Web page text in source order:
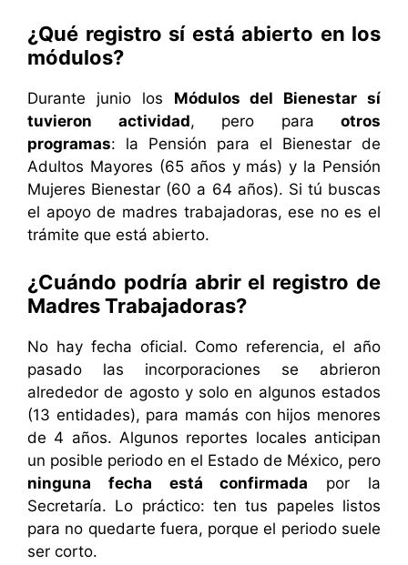
¿Qué registro sí está abierto en los
módulos?
Durante junio los Módulos del Bienestar sí
tuvieron actividad, pero para otros
programas: la Pensión para el Bienestar de
Adultos Mayores (65 años y más) y la Pensión
Mujeres Bienestar (60 a 64 años). Si tú buscas
el apoyo de madres trabajadoras, ese no es el
trámite que está abierto.
¿Cuándo podría abrir el registro de
Madres Trabajadoras?
No hay fecha oficial. Como referencia, el año
pasado las incorporaciones se abrieron
alrededor de agosto y solo en algunos estados
(13 entidades), para mamás con hijos menores
de 4 años. Algunos reportes locales anticipan
un posible periodo en el Estado de México, pero
ninguna fecha está confirmada por la
Secretaría. Lo práctico: ten tus papeles listos
para no quedarte fuera, porque el periodo suele
ser corto.